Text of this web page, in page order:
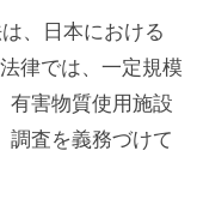
、日本における
律では、一定規模
有害物質使用施設
調査を義務づけて